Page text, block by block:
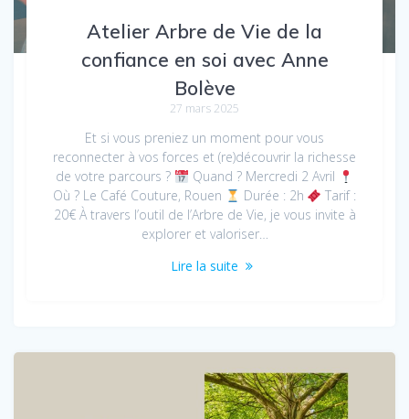
Atelier Arbre de Vie de la
confiance en soi avec Anne
Bolève
27 mars 2025
Et si vous preniez un moment pour vous
reconnecter à vos forces et (re)découvrir la richesse
de votre parcours ?
Quand ? Mercredi 2 Avril
Où ? Le Café Couture, Rouen
Durée : 2h
Tarif :
20€ À travers l’outil de l’Arbre de Vie, je vous invite à
explorer et valoriser…
Lire la suite